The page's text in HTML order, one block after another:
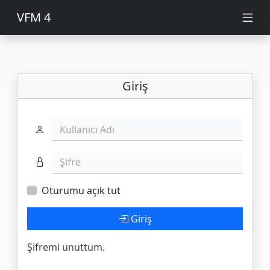
VFM 4
Giriş
Kullanıcı Adı
Şifre
Oturumu açık tut
Giriş
Şifremi unuttum.